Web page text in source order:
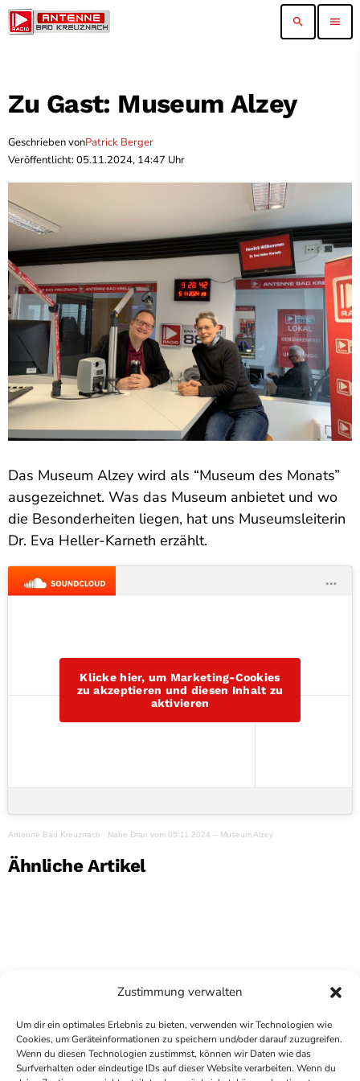
Zustimmung verwalten
Um dir ein optimales Erlebnis zu bieten, verwenden wir Technologien wie
Cookies, um Geräteinformationen zu speichern und/oder darauf zuzugreifen.
Wenn du diesen Technologien zustimmst, können wir Daten wie das
Surfverhalten oder eindeutige IDs auf dieser Website verarbeiten. Wenn du
search menu
Zu Gast: Museum Alzey
Geschrieben vonPatrick Berger
Veröffentlicht: 05.11.2024, 14:47 Uhr
Das Museum Alzey wird als “Museum des Monats”
ausgezeichnet. Was das Museum anbietet und wo
die Besonderheiten liegen, hat uns Museumsleiterin
Dr. Eva Heller-Karneth erzählt.
Klicke hier, um Marketing-Cookies
zu akzeptieren und diesen Inhalt zu
aktivieren
Antenne Bad Kreuznach · Nahe Dran vom 05.11.2024 – Museum Alzey
Ähnliche Artikel